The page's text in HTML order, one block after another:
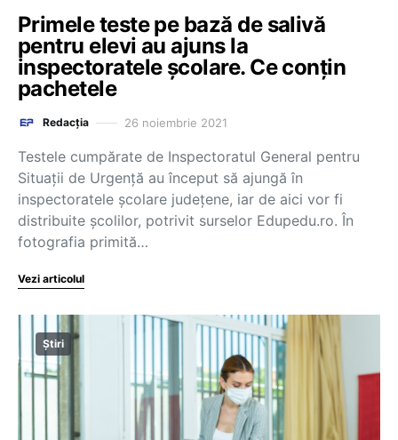
Primele teste pe bază de salivă
pentru elevi au ajuns la
inspectoratele școlare. Ce conțin
pachetele
Redacția 26 noiembrie 2021
Testele cumpărate de Inspectoratul General pentru
Situații de Urgență au început să ajungă în
inspectoratele școlare județene, iar de aici vor fi
distribuite școlilor, potrivit surselor Edupedu.ro. În
fotografia primită…
Vezi articolul
Știri